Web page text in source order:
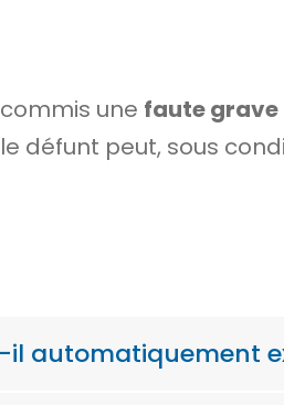
une faute grave
le défunt peut, sous
automatiquement